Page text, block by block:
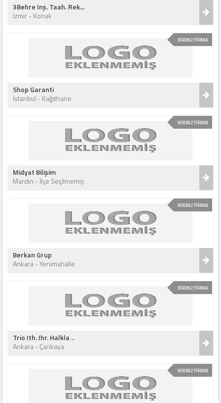
3Behre Inş. Taah. Rek...
İzmir - Konak
BRONZ FİRMA
Shop Garanti
İstanbul - Kağıthane
BRONZ FİRMA
Midyat Bilişim
Mardin - İlçe Seçilmemiş
BRONZ FİRMA
Berkan Grup
Ankara - Yenimahalle
BRONZ FİRMA
Trio Ith. Ihr. Halkla ..
Ankara - Çankaya
BRONZ FİRMA